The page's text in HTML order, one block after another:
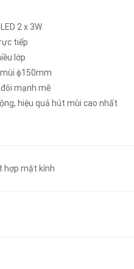
2 x 3W
tiếp
lớp
ϕ150mm
mạnh mẽ
hiệu quả hút mùi cao nhất
hợp mặt kính